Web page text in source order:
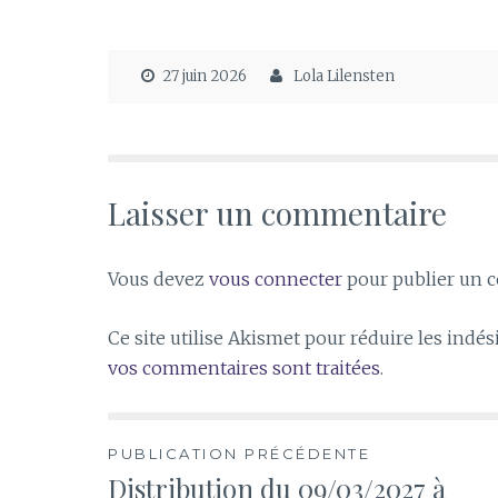
27 juin 2026 Lola Lilensten
Laisser un commentaire
Vous devez vous connecter pour publier un
Ce site utilise Akismet pour réduire les
vos commentaires sont traitées.
Navigation
PUBLICATION PRÉCÉDENTE
Distribution du 09/03/2027 à